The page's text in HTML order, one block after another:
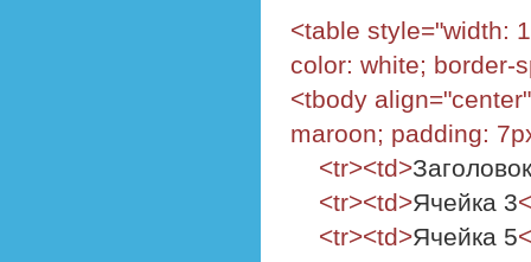
<table style="width:
color: white; border-
<tbody
maroon; padding:
<tr><td>
<tr><td>Ячейка 3
<tr><td>Ячейка 5